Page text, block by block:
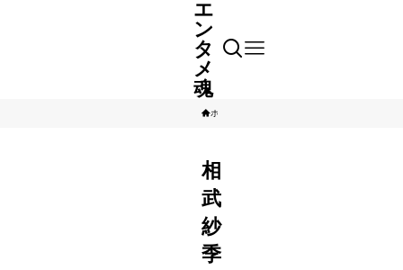
エ
ン
タ
メ
魂
ホーム
相
武
紗
季